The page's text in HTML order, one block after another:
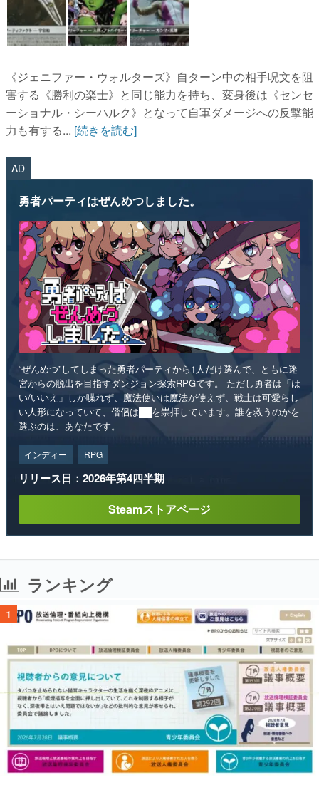
《ジェニファー・ウォルターズ》自ターン中の相手呪文を阻
害する《勝利の楽士》と同じ能力を持ち、変身後は《センセ
ーショナル・シーハルク》となって自軍ダメージへの反撃能
力も有する... [続きを読む]
AD
勇者パーティはぜんめつしました。
“ぜんめつ”してしまった勇者パーティから1人だけ選んで、ともに迷
宮からの脱出を目指すダンジョン探索RPGです。 ただし勇者は「は
い/いいえ」しか喋れず、魔法使いは魔法が使えず、戦士は可愛らし
い人形になっていて、僧侶は██を崇拝しています。誰を救うのかを
選ぶのは、あなたです。
インディー RPG
リリース日：2026年第4四半期
Steamストアページ
ランキング
1